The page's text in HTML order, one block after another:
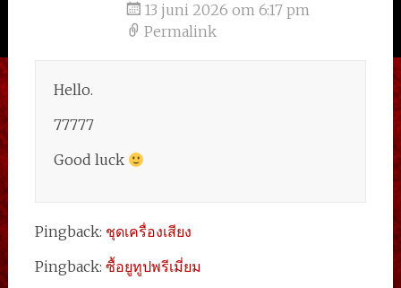
13 juni 2026 om 6:17 pm
Permalink
Hello.
77777
Good luck
Pingback: ชุดเครื่องเสียง
Pingback: ซื้อยูทูปพรีเมี่ยม